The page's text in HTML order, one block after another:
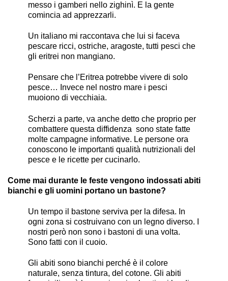
messo i gamberi nello zighinì. E la gente
comincia ad apprezzarli.
Un italiano mi raccontava che lui si faceva
pescare ricci, ostriche, aragoste, tutti pesci che
gli eritrei non mangiano.
Pensare che l’Eritrea potrebbe vivere di solo
pesce… Invece nel nostro mare i pesci
muoiono di vecchiaia.
Scherzi a parte, va anche detto che proprio per
combattere questa diffidenza sono state fatte
molte campagne informative. Le persone ora
conoscono le importanti qualità nutrizionali del
pesce e le ricette per cucinarlo.
Come mai durante le feste vengono indossati abiti
bianchi e gli uomini portano un bastone?
Un tempo il bastone serviva per la difesa. In
ogni zona si costruivano con un legno diverso. I
nostri però non sono i bastoni di una volta.
Sono fatti con il cuoio.
Gli abiti sono bianchi perché è il colore
naturale, senza tintura, del cotone. Gli abiti